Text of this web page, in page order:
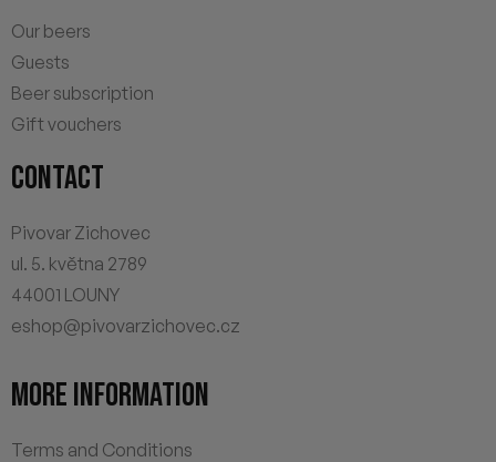
Our beers
Guests
Beer subscription
Gift vouchers
CONTACT
Pivovar Zichovec
ul. 5. května 2789
44001 LOUNY
eshop@pivovarzichovec.cz
MORE INFORMATION
Terms and Conditions